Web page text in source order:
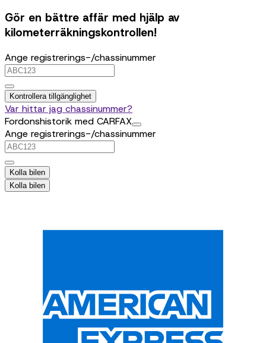
Gör en bättre affär med hjälp av
kilometerräkningskontrollen!
Ange registrerings-/chassinummer
Kontrollera tillgänglighet
Var hittar jag chassinummer?
Fordonshistorik med CARFAX
Ange registrerings-/chassinummer
Kolla bilen
Kolla bilen